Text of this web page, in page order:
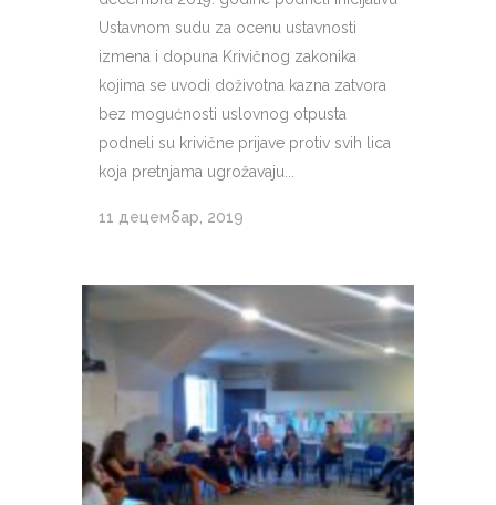
Ustavnom sudu za ocenu ustavnosti
izmena i dopuna Krivičnog zakonika
kojima se uvodi doživotna kazna zatvora
bez mogućnosti uslovnog otpusta
podneli su krivične prijave protiv svih lica
koja pretnjama ugrožavaju...
11 децембар, 2019